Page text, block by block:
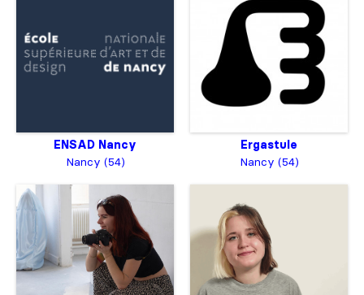
ENSAD Nancy
Nancy (54)
Ergastule
Nancy (54)